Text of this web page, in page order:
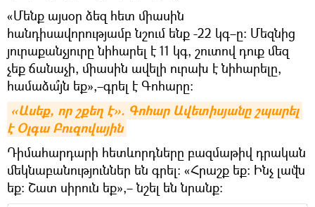
«Մենք այսօր ձեզ հետ միասին
հանդիսավորությամբ նշում ենք -22 կգ–ը։ Մեզնից
յուրաքանչյուրը նիհարել է 11 կգ, շուտով դուք մեզ
չեք ճանաչի, միասին ավելի ուրախ է նիհարելը,
համաձա՞յն եք»,–գրել է Գոհարը։
«Ասեք, որ շքեղ է». Գոհար Ավետիսյանը շպարել
է Օլգա Բուզովային
Դիմահարդարի հետևորդները բազմաթիվ դրական
մեկնաբանություններ են գրել։ «Հրաշք եք։ Ինչ լավն
եք։ Շատ սիրուն եք»,– նշել են նրանք։